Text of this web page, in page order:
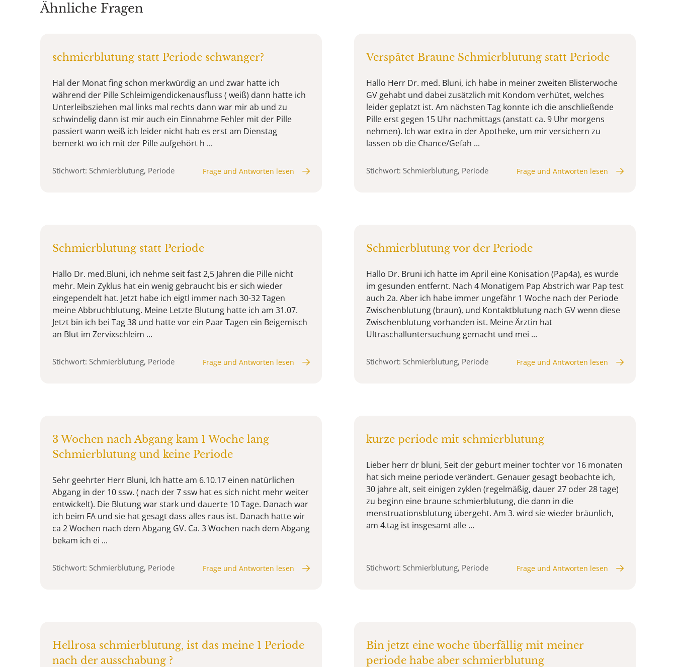
Ähnliche Fragen
schmierblutung statt Periode schwanger?
Hal der Monat fing schon merkwürdig an und zwar hatte ich
während der Pille Schleimigendickenausfluss ( weiß) dann hatte ich
Unterleibsziehen mal links mal rechts dann war mir ab und zu
schwindelig dann ist mir auch ein Einnahme Fehler mit der Pille
passiert wann weiß ich leider nicht hab es erst am Dienstag
bemerkt wo ich mit der Pille aufgehört h ...
Stichwort: Schmierblutung, Periode Frage und Antworten lesen
Verspätet Braune Schmierblutung statt Periode
Hallo Herr Dr. med. Bluni, ich habe in meiner zweiten Blisterwoche
GV gehabt und dabei zusätzlich mit Kondom verhütet, welches
leider geplatzt ist. Am nächsten Tag konnte ich die anschließende
Pille erst gegen 15 Uhr nachmittags (anstatt ca. 9 Uhr morgens
nehmen). Ich war extra in der Apotheke, um mir versichern zu
lassen ob die Chance/Gefah ...
Stichwort: Schmierblutung, Periode Frage und Antworten lesen
Schmierblutung statt Periode
Hallo Dr. med.Bluni, ich nehme seit fast 2,5 Jahren die Pille nicht
mehr. Mein Zyklus hat ein wenig gebraucht bis er sich wieder
eingependelt hat. Jetzt habe ich eigtl immer nach 30-32 Tagen
meine Abbruchblutung. Meine Letzte Blutung hatte ich am 31.07.
Jetzt bin ich bei Tag 38 und hatte vor ein Paar Tagen ein Beigemisch
an Blut im Zervixschleim ...
Stichwort: Schmierblutung, Periode Frage und Antworten lesen
Schmierblutung vor der Periode
Hallo Dr. Bruni ich hatte im April eine Konisation (Pap4a), es wurde
im gesunden entfernt. Nach 4 Monatigem Pap Abstrich war Pap test
auch 2a. Aber ich habe immer ungefähr 1 Woche nach der Periode
Zwischenblutung (braun), und Kontaktblutung nach GV wenn diese
Zwischenblutung vorhanden ist. Meine Ärztin hat
Ultraschalluntersuchung gemacht und mei ...
Stichwort: Schmierblutung, Periode Frage und Antworten lesen
3 Wochen nach Abgang kam 1 Woche lang
Schmierblutung und keine Periode
Sehr geehrter Herr Bluni, Ich hatte am 6.10.17 einen natürlichen
Abgang in der 10 ssw. ( nach der 7 ssw hat es sich nicht mehr weiter
entwickelt). Die Blutung war stark und dauerte 10 Tage. Danach war
ich beim FA und sie hat gesagt dass alles raus ist. Danach hatte wir
ca 2 Wochen nach dem Abgang GV. Ca. 3 Wochen nach dem Abgang
bekam ich ei ...
Stichwort: Schmierblutung, Periode Frage und Antworten lesen
kurze periode mit schmierblutung
Lieber herr dr bluni, Seit der geburt meiner tochter vor 16 monaten
hat sich meine periode verändert. Genauer gesagt beobachte ich,
30 jahre alt, seit einigen zyklen (regelmäßig, dauer 27 oder 28 tage)
zu beginn eine braune schmierblutung, die dann in die
menstruationsblutung übergeht. Am 3. wird sie wieder bräunlich,
am 4.tag ist insgesamt alle ...
Stichwort: Schmierblutung, Periode Frage und Antworten lesen
Hellrosa schmierblutung, ist das meine 1 Periode
nach der ausschabung ?
Bin jetzt eine woche überfällig mit meiner
periode habe aber schmierblutung